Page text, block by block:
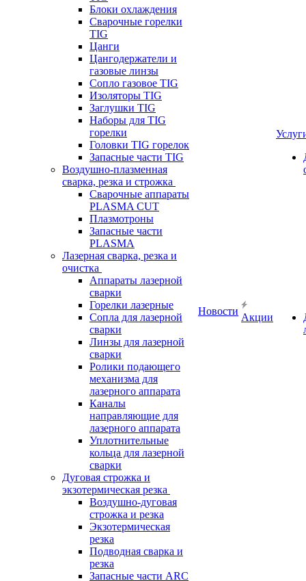
Блоки охлаждения
Сварочные горелки
TIG
Цанги
Цангодержатели и
газовые линзы
Сопло газовое TIG
Изоляторы TIG
Заглушки TIG
Наборы для TIG
горелки
Головки TIG горелок
Запасные части TIG
Воздушно-плазменная
сварка, резка и строжка
Сварочные аппараты
PLASMA CUT
Плазмотроны
Запасные части
PLASMA
Лазерная сварка, резка и
очистка
Аппараты лазерной
сварки
Горелки лазерные
Сопла для лазерной
сварки
Линзы для лазерной
сварки
Ролики подающего
механизма для
лазерного аппарата
Каналы
направляющие для
лазерного аппарата
Уплотнительные
кольца для лазерной
сварки
Дуговая строжка и
экзотермическая резка
Воздушно-дуговая
строжка и резка
Экзотермическая
резка
Подводная сварка и
резка
Запасные части ARC
Новости
Акции